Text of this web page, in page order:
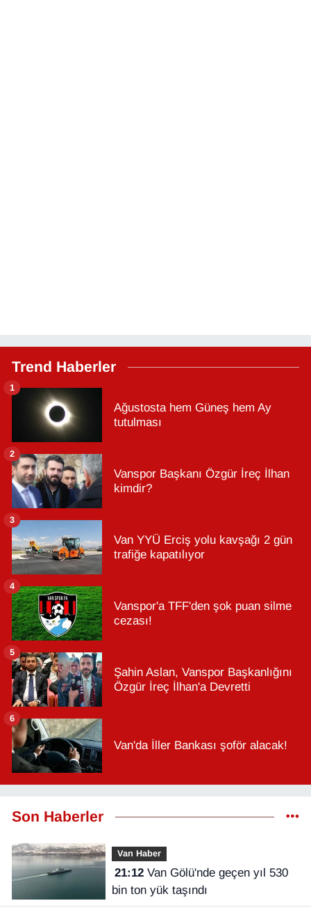
Trend Haberler
Ağustosta hem Güneş hem Ay
tutulması
1
Vanspor Başkanı Özgür İreç İlhan
kimdir?
2
Van YYÜ Erciş yolu kavşağı 2 gün
trafiğe kapatılıyor
3
Vanspor'a TFF'den şok puan silme
cezası!
4
Şahin Aslan, Vanspor Başkanlığını
Özgür İreç İlhan'a Devretti
5
Van'da İller Bankası şoför alacak!
6
Son Haberler
Van Haber
21:12Van Gölü'nde geçen yıl 530
bin ton yük taşındı